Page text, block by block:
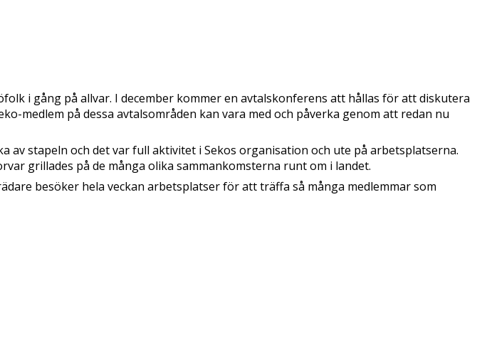
i gång på allvar. I december kommer en avtalskonferens att hållas för att diskutera
medlem på dessa avtalsområden kan vara med och påverka genom att redan nu
av stapeln och det var full aktivitet i Sekos organisation och ute på arbetsplatserna.
grillades på de många olika sammankomsterna runt om i landet.
besöker hela veckan arbetsplatser för att träffa så många medlemmar som